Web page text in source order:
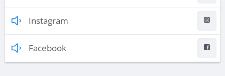
Instagram
Facebook